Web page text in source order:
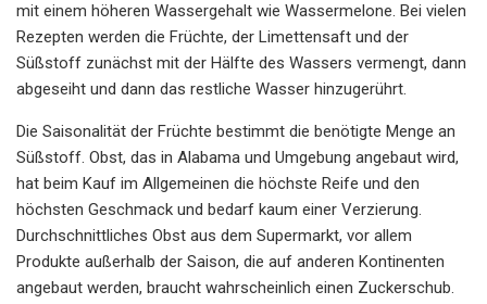
mit einem höheren Wassergehalt wie Wassermelone. Bei vielen
Rezepten werden die Früchte, der Limettensaft und der
Süßstoff zunächst mit der Hälfte des Wassers vermengt, dann
abgeseiht und dann das restliche Wasser hinzugerührt.
Die Saisonalität der Früchte bestimmt die benötigte Menge an
Süßstoff. Obst, das in Alabama und Umgebung angebaut wird,
hat beim Kauf im Allgemeinen die höchste Reife und den
höchsten Geschmack und bedarf kaum einer Verzierung.
Durchschnittliches Obst aus dem Supermarkt, vor allem
Produkte außerhalb der Saison, die auf anderen Kontinenten
angebaut werden, braucht wahrscheinlich einen Zuckerschub.